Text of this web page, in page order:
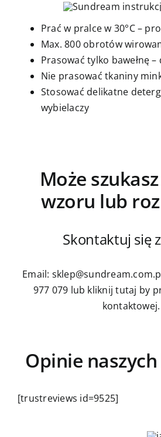
Prać w pralce w 30°C –
Max. 800 obrotów
Prasować tylko bawełnę –
Nie prasować tkaniny
Stosować delikatne
wybielaczy
Może
wzoru lub
Skontaktuj się
Email:
977 079 lub kliknij tutaj by
kontaktowej.
Opinie
[trustreviews id=9525]